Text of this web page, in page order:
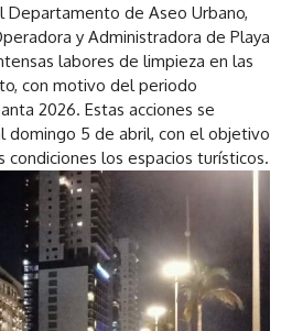
Departamento de Aseo Urbano,
y Administradora de Playa
labores de limpieza en las
con motivo del periodo
2026. Estas acciones se
domingo 5 de abril, con el objetivo
los espacios turísticos.